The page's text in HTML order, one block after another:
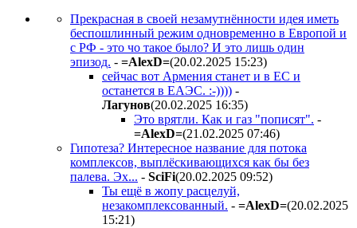
Прекрасная в своей незамутнённости идея иметь
беспошлинный режим одновременно в Европой и
с РФ - это чо такое было? И это лишь один
эпизод. - =AlexD=(20.02.2025 15:23)
сейчас вот Армения станет и в ЕС и
останется в ЕАЭС. :-)))) -
Лaгyнoв(20.02.2025 16:35)
Это врятли. Как и газ "пописят". -
=AlexD=(21.02.2025 07:46)
Гипотеза? Интересное название для потока
комплексов, выплёскивающихся как бы без
палева. Эх... - SciFi(20.02.2025 09:52)
Ты ещё в жопу расцелуй,
незакомплексованный. - =AlexD=(20.02.2025
15:21)